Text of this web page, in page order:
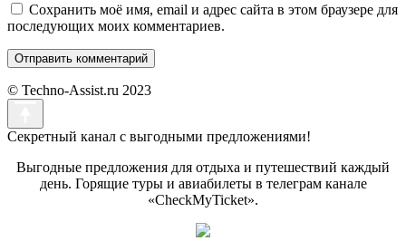
Сохранить моё имя, email и адрес сайта в этом браузере для
последующих моих комментариев.
© Techno-Assist.ru 2023
Секретный канал с выгодными предложениями!
Выгодные предложения для отдыха и путешествий каждый
день. Горящие туры и авиабилеты в телеграм канале
«CheckMyTicket».